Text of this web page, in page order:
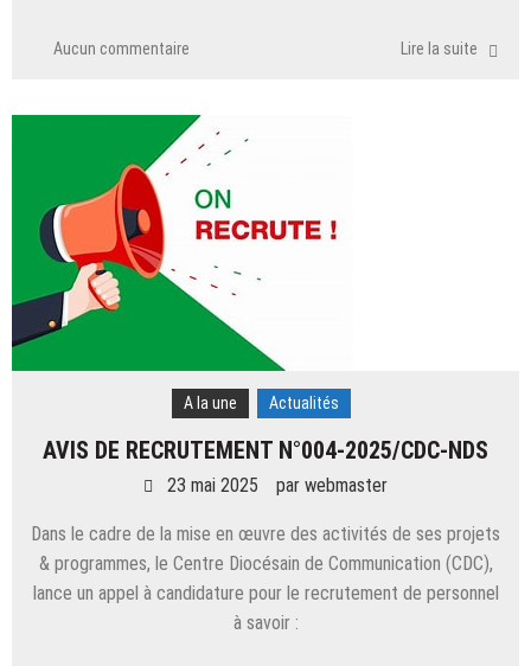
Aucun commentaire Lire la suite
A la une Actualités
AVIS DE RECRUTEMENT N°004-2025/CDC-NDS
23 mai 2025 par webmaster
Dans le cadre de la mise en œuvre des activités de ses projets
& programmes, le Centre Diocésain de Communication (CDC),
lance un appel à candidature pour le recrutement de personnel
à savoir :